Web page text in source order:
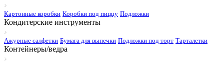
Картонные коробки Коробки под пиццу Подложки
Кондитерские инструменты
Ажурные салфетки Бумага для выпечки Подложки под торт Тарталетки
Контейнеры/ведра